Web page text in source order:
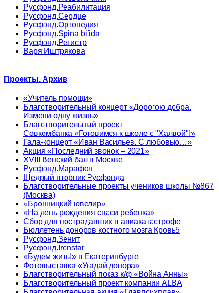
Русфонд.Реабилитация
Русфонд.Сердце
Русфонд.Ортопедия
Русфонд.Spina bifida
Русфонд.Регистр
Варя Иштрякова
Проекты. Архив
«Учитель помощи»
Благотворительный концерт «Дорогою добра.
Измени одну жизнь»
Благотворительный проект
Совкомбанка «Готовимся к школе с "Халвой"!»
Гала-концерт «Иван Васильев. С любовью…»
Акция «Последний звонок – 2021»
XVIII Венский бал в Москве
Русфонд.Марафон
Щедрый вторник Русфонда
Благотворительные проекты учеников школы №867
(Москва)
«Бронницкий ювелир»
«На день рождения спаси ребенка»
Сбор для пострадавших в авиакатастрофе
Бюллетень доноров костного мозга Кровь5
Русфонд.Зенит
Русфонд.Ironstar
«Будем жить!» в Екатеринбурге
Фотовыставка «Угадай донора»
Благотворительный показ к/ф «Война Анны»
Благотворительный проект компании ALBA